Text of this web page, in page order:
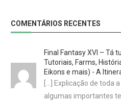
COMENTÁRIOS RECENTES
Final Fantasy XVI – Tá
Tutoriais, Farms,
Eikons e mais) - A
[…] Explicação de toda
algumas importantes